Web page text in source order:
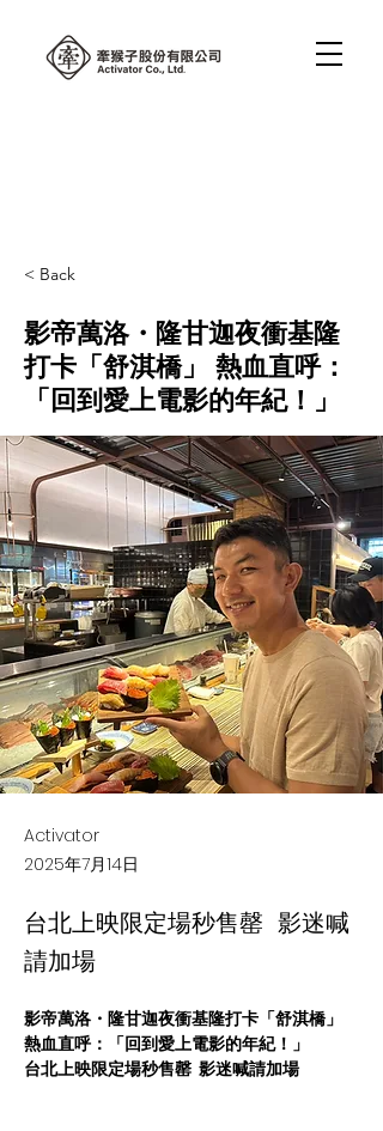
< Back
影帝萬洛・隆甘迦夜衝基隆
打卡「舒淇橋」 熱血直呼：
「回到愛上電影的年紀！」
Activator
2025年7月14日
台北上映限定場秒售罄 影迷喊
請加場
影帝萬洛・隆甘迦夜衝基隆打卡「舒淇橋」
熱血直呼：「回到愛上電影的年紀！」
台北上映限定場秒售罄  影迷喊請加場